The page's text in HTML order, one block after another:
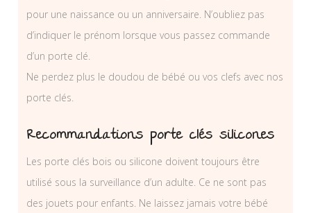
pour une naissance ou un anniversaire. N’oubliez pas
d’indiquer le prénom lorsque vous passez commande
d’un porte clé.
Ne perdez plus le doudou de bébé ou vos clefs avec nos
porte clés.
Recommandations porte clés silicones
Les porte clés bois ou silicone doivent toujours être
utilisé sous la surveillance d’un adulte. Ce ne sont pas
des jouets pour enfants. Ne laissez jamais votre bébé